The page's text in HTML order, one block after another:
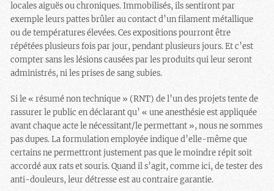
locales aiguës ou chroniques. Immobilisés, ils sentiront par
exemple leurs pattes brûler au contact d’un filament métallique
ou de températures élevées. Ces expositions pourront être
répétées plusieurs fois par jour, pendant plusieurs jours. Et c’est
compter sans les lésions causées par les produits qui leur seront
administrés, ni les prises de sang subies.
Si le « résumé non technique » (RNT) de l’un des projets tente de
rassurer le public en déclarant qu’ « une anesthésie est appliquée
avant chaque acte le nécessitant/le permettant », nous ne sommes
pas dupes. La formulation employée indique d’elle-même que
certains ne permettront justement pas que le moindre répit soit
accordé aux rats et souris. Quand il s’agit, comme ici, de tester des
anti-douleurs, leur détresse est au contraire garantie.